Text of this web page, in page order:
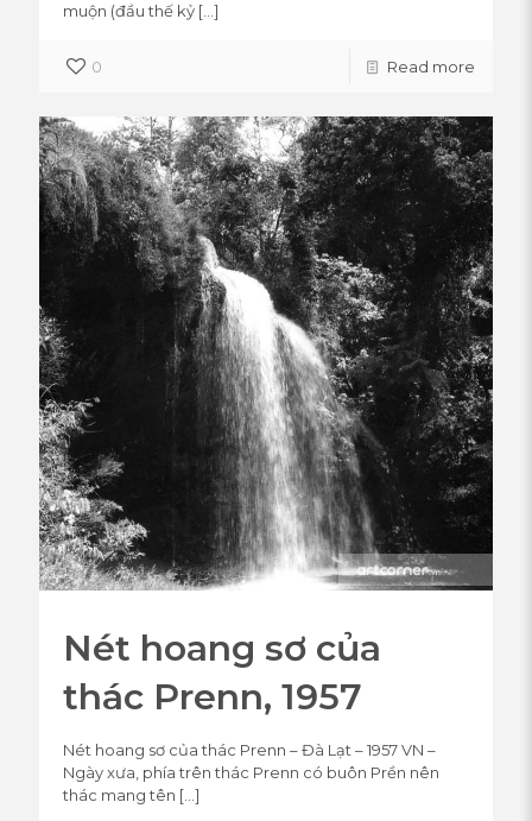
muộn (đầu thế kỷ […]
0 Read more
Nét hoang sơ của
thác Prenn, 1957
Nét hoang sơ của thác Prenn – Đà Lạt – 1957 VN –
Ngày xưa, phía trên thác Prenn có buôn Prền nên
thác mang tên […]